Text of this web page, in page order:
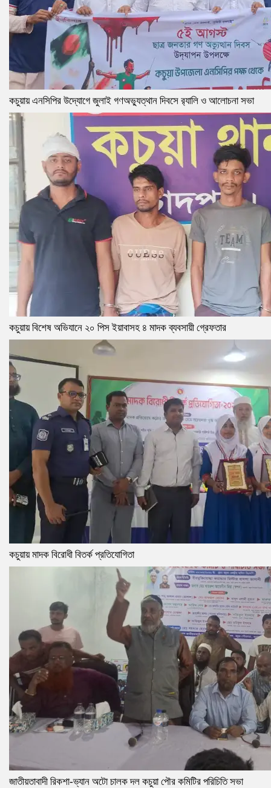
কচুয়ায় এনসিপির উদ্যোগে জুলাই গণঅভ্যুত্থান দিবসে র‌্যালি ও আলোচনা সভা
কচুয়ায় বিশেষ অভিযানে ২০ পিস ইয়াবাসহ ৪ মাদক ব্যবসায়ী গ্রেফতার
কচুয়ায় মাদক বিরোধী বিতর্ক প্রতিযোগিতা
জাতীয়তাবাদী রিকশা-ভ্যান অটো চালক দল কচুয়া পৌর কমিটির পরিচিতি সভা